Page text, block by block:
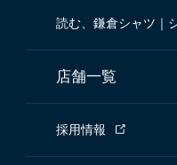
読む、鎌倉シャツ｜
店舗一覧
採用情報